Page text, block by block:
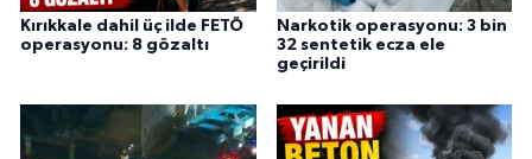
Kırıkkale dahil üç ilde FETÖ
operasyonu: 8 gözaltı
Narkotik operasyonu: 3 bin
32 sentetik ecza ele
geçirildi